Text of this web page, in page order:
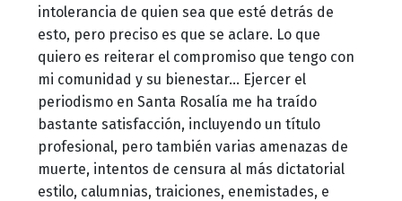
intolerancia de quien sea que esté detrás de
esto, pero preciso es que se aclare. Lo que
quiero es reiterar el compromiso que tengo con
mi comunidad y su bienestar… Ejercer el
periodismo en Santa Rosalía me ha traído
bastante satisfacción, incluyendo un título
profesional, pero también varias amenazas de
muerte, intentos de censura al más dictatorial
estilo, calumnias, traiciones, enemistades, e